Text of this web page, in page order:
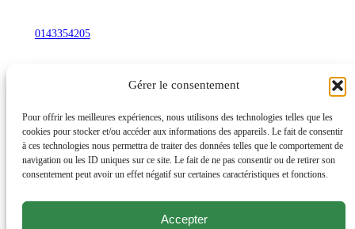
Gérer le consentement
Pour offrir les meilleures expériences, nous utilisons des technologies telles que les
cookies pour stocker et/ou accéder aux informations des appareils. Le fait de consentir
à ces technologies nous permettra de traiter des données telles que le comportement de
navigation ou les ID uniques sur ce site. Le fait de ne pas consentir ou de retirer son
consentement peut avoir un effet négatif sur certaines caractéristiques et fonctions.
Accepter
0143354205
Instagram
Lundi au samedi : 10h-20h30